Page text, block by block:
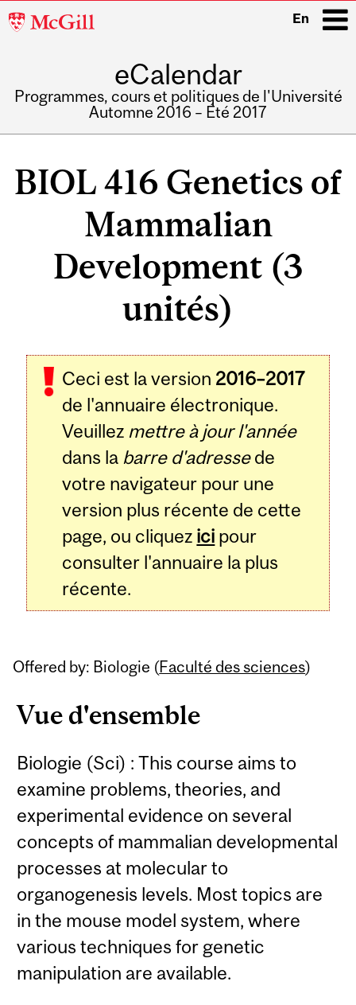
McGill
En
eCalendar
Programmes, cours et politiques de l'Université
Automne 2016 – Été 2017
BIOL 416 Genetics of
Mammalian
Development (3
unités)
Ceci est la version 2016–2017
de l'annuaire électronique.
Veuillez mettre à jour l'année
dans la barre d'adressede
votre navigateur pour une
version plus récente de cette
page, ou cliquez ici pour
consulter l'annuaire la plus
récente.
Offered by: Biologie (Faculté des sciences)
Vue d'ensemble
Biologie (Sci) : This course aims to
examine problems, theories, and
experimental evidence on several
concepts of mammalian developmental
processes at molecular to
organogenesis levels. Most topics are
in the mouse model system, where
various techniques for genetic
manipulation are available.